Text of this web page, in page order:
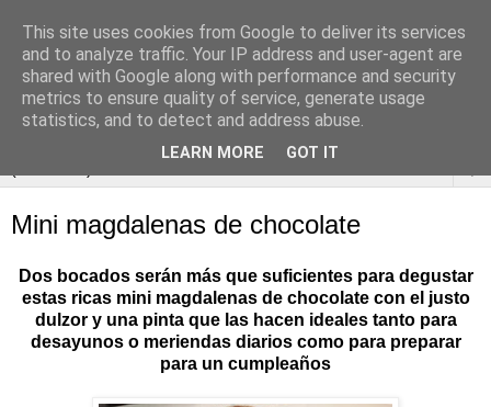
Mini magdalenas de chocolate
Dos bocados serán más que suficientes para degustar
estas ricas mini magdalenas de chocolate con el justo
dulzor y una pinta que las hacen ideales tanto para
desayunos o meriendas diarios como para preparar
para un cumpleaños
This site uses cookies from Google to deliver its services
and to analyze traffic. Your IP address and user-agent are
shared with Google along with performance and security
metrics to ensure quality of service, generate usage
statistics, and to detect and address abuse.
LEARN MORE GOT IT